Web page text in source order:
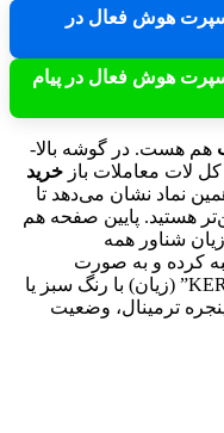
هوش فعال در
هوش فعال در پیام
هم هست. در گوشه بالا-
لات معاملات باز خرید
نماد نشان می‌دهد تا
هستید. پایین صفحه هم
شناور همه
کرده و به صورت
“KEUNTUNGAN” (سود) یا “KERUGIAN” (زیان) با رنگ سبز یا
ترمینال، وضعیت